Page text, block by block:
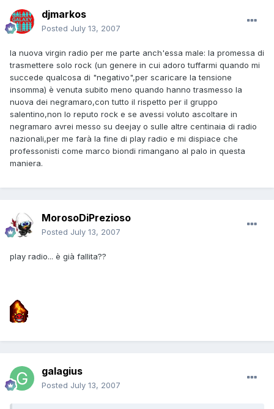
djmarkos
Posted July 13, 2007
la nuova virgin radio per me parte anch'essa male: la promessa di
trasmettere solo rock (un genere in cui adoro tuffarmi quando mi
succede qualcosa di "negativo",per scaricare la tensione
insomma) è venuta subito meno quando hanno trasmesso la
nuova dei negramaro,con tutto il rispetto per il gruppo
salentino,non lo reputo rock e se avessi voluto ascoltare in
negramaro avrei messo su deejay o sulle altre centinaia di radio
nazionali,per me farà la fine di play radio e mi dispiace che
professonisti come marco biondi rimangano al palo in questa
maniera.
MorosoDiPrezioso
Posted July 13, 2007
play radio... è già fallita??
galagius
Posted July 13, 2007